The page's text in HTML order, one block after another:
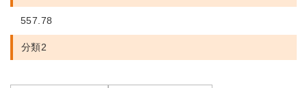
557.78
分類2